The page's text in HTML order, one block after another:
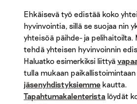
Ehkäisevä työ edistää koko
hyvinvointia, sillä se suojaa nin
yhteisöä päihde- ja pelihaitoilta.
tehdä yhteisen hyvinvoinnin
Haluatko esimerkiksi liittyä
tulla mukaan
jäsenyhdistyksiemme kautta.
Tapahtumakalenterista löydät